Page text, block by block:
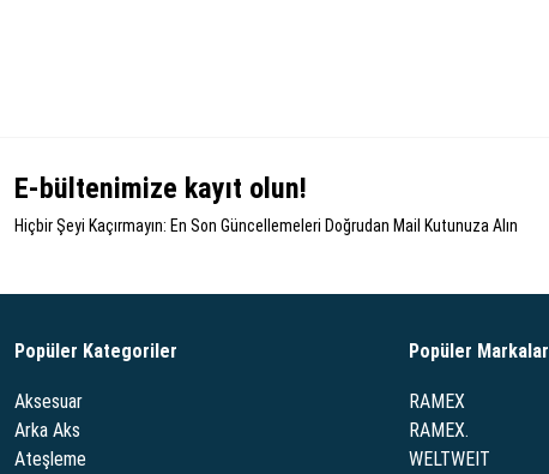
E-bültenimize kayıt olun!
Hiçbir Şeyi Kaçırmayın: En Son Güncellemeleri Doğrudan Mail Kutunuza Alın
Popüler Kategoriler
Aksesuar
Arka Aks
Ateşleme
Popüler Markalar
RAMEX
RAMEX.
WELTWEIT